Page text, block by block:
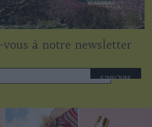
vous à notre newsletter
S'INSCRIRE